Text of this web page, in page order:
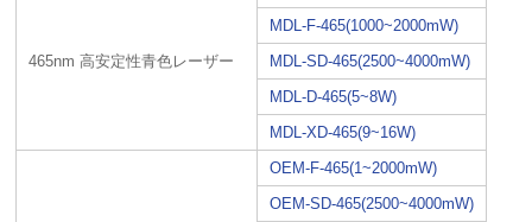
465nm 高安定性青色レーザー
MDL-F-465(1000~2000mW)
MDL-SD-465(2500~4000mW)
MDL-D-465(5~8W)
MDL-XD-465(9~16W)
OEM-F-465(1~2000mW)
OEM-SD-465(2500~4000mW)